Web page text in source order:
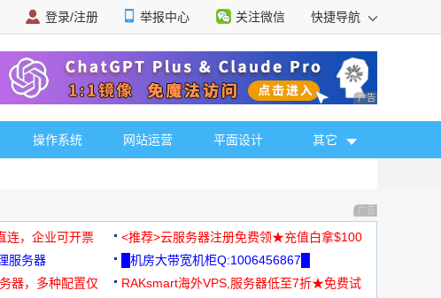
登录/注册 举报中心 关注微信 快捷导航
告，理性选择 广告 商业广告，理
操作系统 网站运营 平面设计 其它
广告 商业广告，理
连，企业可开票
<推荐>云服务器注册免费领★充值白拿$100
服务器
█机房大带宽机柜Q:1006456867█
器，多种配置仅
RAKsmart海外VPS,服务器低至7折★免费试